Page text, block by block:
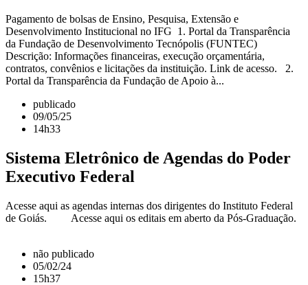
Pagamento de bolsas de Ensino, Pesquisa, Extensão e
Desenvolvimento Institucional no IFG 1. Portal da Transparência
da Fundação de Desenvolvimento Tecnópolis (FUNTEC)
Descrição: Informações financeiras, execução orçamentária,
contratos, convênios e licitações da instituição. Link de acesso. 2.
Portal da Transparência da Fundação de Apoio à...
publicado
09/05/25
14h33
Sistema Eletrônico de Agendas do Poder
Executivo Federal
Acesse aqui as agendas internas dos dirigentes do Instituto Federal
de Goiás. Acesse aqui os editais em aberto da Pós-Graduação.
não publicado
05/02/24
15h37